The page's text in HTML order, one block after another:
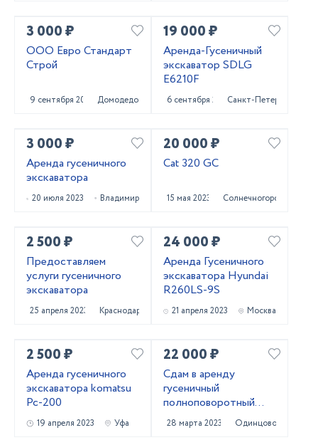
3 000 ₽
ООО Евро Стандарт
Строй
9 сентября 2023 Домодедово
19 000 ₽
Аренда-Гусеничный
экскаватор SDLG
E6210F
6 сентября 2023Санкт-Петербург
3 000 ₽
Аренда гусеничного
экскаватора
20 июля 2023 Владимир
20 000 ₽
Cat 320 GC
15 мая 2023 Солнечногорск
2 500 ₽
Предоставляем
услуги гусеничного
экскаватора
25 апреля 2023 Краснодар
24 000 ₽
Аренда Гусеничного
экскаватора Hyundai
R260LS-9S
21 апреля 2023 Москва
2 500 ₽
Аренда гусеничного
экскаватора komatsu
Pc-200
19 апреля 2023 Уфа
22 000 ₽
Сдам в аренду
гусеничный
полноповоротный
экскаватор Hitachi
ZX180 LCN 5G
28 марта 2023 Одинцово